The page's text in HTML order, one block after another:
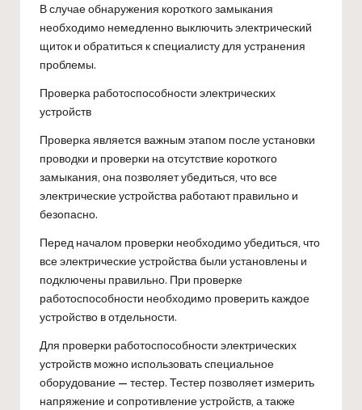
В случае обнаружения короткого замыкания
необходимо немедленно выключить электрический
щиток и обратиться к специалисту для устранения
проблемы.
Проверка работоспособности электрических
устройств
Проверка является важным этапом после установки
проводки и проверки на отсутствие короткого
замыкания, она позволяет убедиться, что все
электрические устройства работают правильно и
безопасно.
Перед началом проверки необходимо убедиться, что
все электрические устройства были установлены и
подключены правильно. При проверке
работоспособности необходимо проверить каждое
устройство в отдельности.
Для проверки работоспособности электрических
устройств можно использовать специальное
оборудование — тестер. Тестер позволяет измерить
напряжение и сопротивление устройств, а также